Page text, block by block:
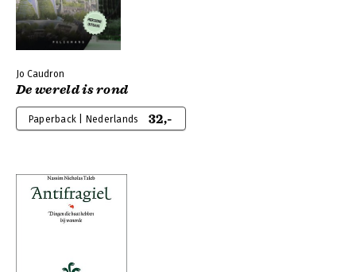
Jo Caudron
De wereld is rond
Paperback | Nederlands 32,-